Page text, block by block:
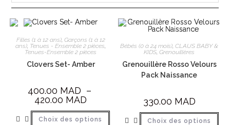
Filles (1 à 12 ans), Garçons (1 à 12
ans), Tenues - Ensemble 2 pièces,
Tenues-Ensemble 2 pièces
Clovers Set- Amber
400.00 MAD –
420.00 MAD
Choix des options
Bébés (0 à 24 mois),CLAUS BABY &
KIDS,Grenouillères
Grenouillère Rosso Velours
Pack Naissance
330.00 MAD
Choix des options